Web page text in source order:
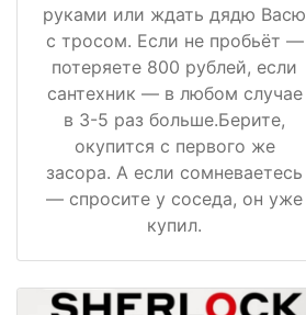
руками или ждать дядю Васю
с тросом. Если не пробьёт —
потеряете 800 рублей, если
сантехник — в любом случае
в 3-5 раз больше.Берите,
окупится с первого же
засора. А если сомневаетесь
— спросите у соседа, он уже
купил.